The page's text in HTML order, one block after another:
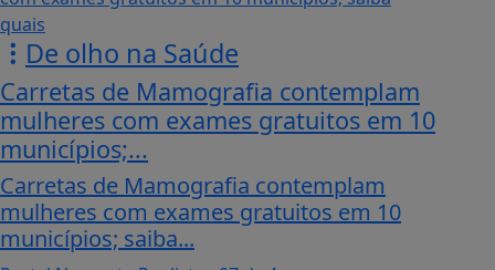
De olho na Saúde
Carretas de Mamografia contemplam
mulheres com exames gratuitos em 10
municípios;...
Carretas de Mamografia contemplam
mulheres com exames gratuitos em 10
municípios; saiba...